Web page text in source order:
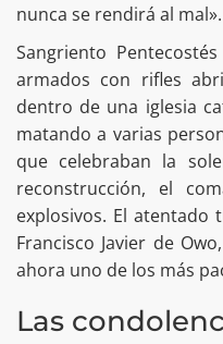
nunca se rendirá al mal».
Sangriento
armados con rifles
dentro de una iglesia
matando a varias
que celebraban la
reconstrucción, el
explosivos. El atentado
Francisco Javier de
ahora uno de los más
Las